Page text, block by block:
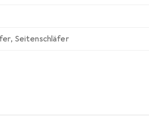
, Seitenschläfer